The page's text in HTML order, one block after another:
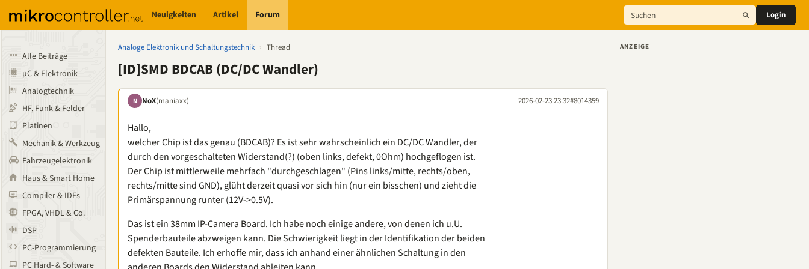
Neuigkeiten Artikel Forum Login
Alle Beiträge
µC & Elektronik
Analogtechnik
HF, Funk & Felder
Platinen
Mechanik & Werkzeug
Fahrzeugelektronik
Haus & Smart Home
Compiler & IDEs
FPGA, VHDL & Co.
DSP
PC-Programmierung
PC Hard- & Software
Analoge Elektronik und Schaltungstechnik › Thread
[ID]SMD BDCAB (DC/DC Wandler)
N NoX(maniaxx) 2026-02-23 23:32#8014359
Hallo,
welcher Chip ist das genau (BDCAB)? Es ist sehr wahrscheinlich ein DC/DC Wandler, der
durch den vorgeschalteten Widerstand(?) (oben links, defekt, 0Ohm) hochgeflogen ist.
Der Chip ist mittlerweile mehrfach "durchgeschlagen" (Pins links/mitte, rechts/oben,
rechts/mitte sind GND), glüht derzeit quasi vor sich hin (nur ein bisschen) und zieht die
Primärspannung runter (12V->0.5V).
Das ist ein 38mm IP-Camera Board. Ich habe noch einige andere, von denen ich u.U.
Spenderbauteile abzweigen kann. Die Schwierigkeit liegt in der Identifikation der beiden
defekten Bauteile. Ich erhoffe mir, dass ich anhand einer ähnlichen Schaltung in den
ANZEIGE